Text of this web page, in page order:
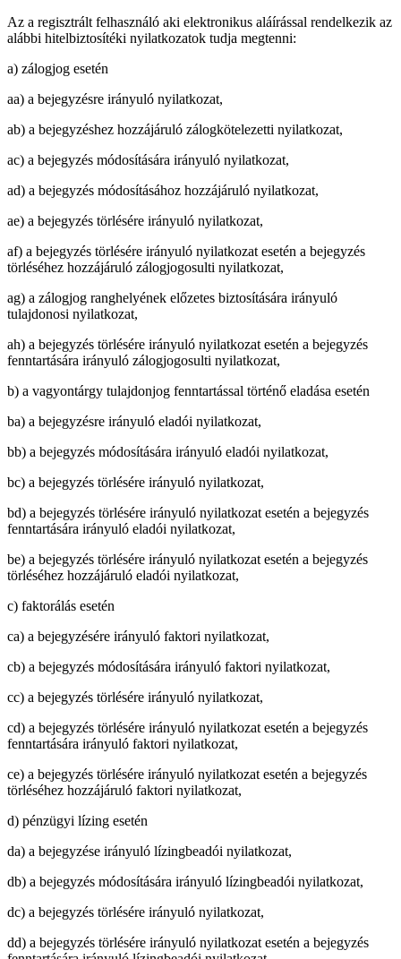
Az a regisztrált felhasználó aki elektronikus aláírással rendelkezik az
alábbi hitelbiztosítéki nyilatkozatok tudja megtenni:
a) zálogjog esetén
aa) a bejegyzésre irányuló nyilatkozat,
ab) a bejegyzéshez hozzájáruló zálogkötelezetti nyilatkozat,
ac) a bejegyzés módosítására irányuló nyilatkozat,
ad) a bejegyzés módosításához hozzájáruló nyilatkozat,
ae) a bejegyzés törlésére irányuló nyilatkozat,
af) a bejegyzés törlésére irányuló nyilatkozat esetén a bejegyzés
törléséhez hozzájáruló zálogjogosulti nyilatkozat,
ag) a zálogjog ranghelyének előzetes biztosítására irányuló
tulajdonosi nyilatkozat,
ah) a bejegyzés törlésére irányuló nyilatkozat esetén a bejegyzés
fenntartására irányuló zálogjogosulti nyilatkozat,
b) a vagyontárgy tulajdonjog fenntartással történő eladása esetén
ba) a bejegyzésre irányuló eladói nyilatkozat,
bb) a bejegyzés módosítására irányuló eladói nyilatkozat,
bc) a bejegyzés törlésére irányuló nyilatkozat,
bd) a bejegyzés törlésére irányuló nyilatkozat esetén a bejegyzés
fenntartására irányuló eladói nyilatkozat,
be) a bejegyzés törlésére irányuló nyilatkozat esetén a bejegyzés
törléséhez hozzájáruló eladói nyilatkozat,
c) faktorálás esetén
ca) a bejegyzésére irányuló faktori nyilatkozat,
cb) a bejegyzés módosítására irányuló faktori nyilatkozat,
cc) a bejegyzés törlésére irányuló nyilatkozat,
cd) a bejegyzés törlésére irányuló nyilatkozat esetén a bejegyzés
fenntartására irányuló faktori nyilatkozat,
ce) a bejegyzés törlésére irányuló nyilatkozat esetén a bejegyzés
törléséhez hozzájáruló faktori nyilatkozat,
d) pénzügyi lízing esetén
da) a bejegyzése irányuló lízingbeadói nyilatkozat,
db) a bejegyzés módosítására irányuló lízingbeadói nyilatkozat,
dc) a bejegyzés törlésére irányuló nyilatkozat,
dd) a bejegyzés törlésére irányuló nyilatkozat esetén a bejegyzés